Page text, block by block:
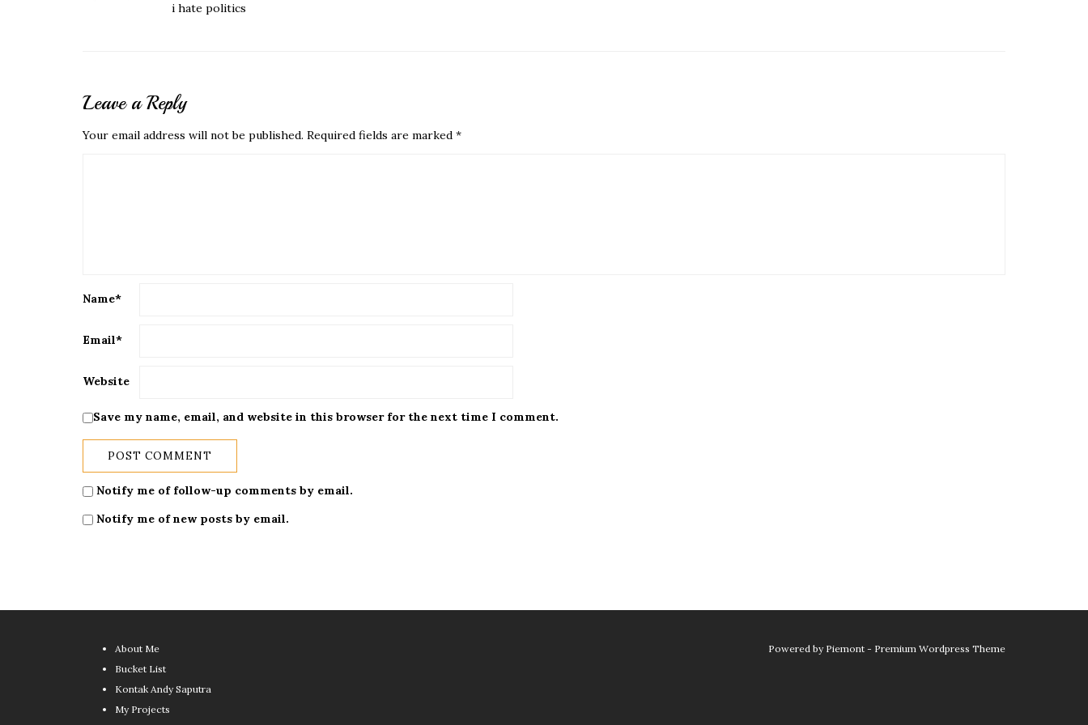
i hate politics
Leave a Reply
Your email address will not be published. Required fields are marked *
Name*
Email*
Website
Save my name, email, and website in this browser for the next time I comment.
Notify me of follow-up comments by email.
Notify me of new posts by email.
About Me
Bucket List
Kontak Andy Saputra
My Projects
Powered by Piemont - Premium Wordpress Theme